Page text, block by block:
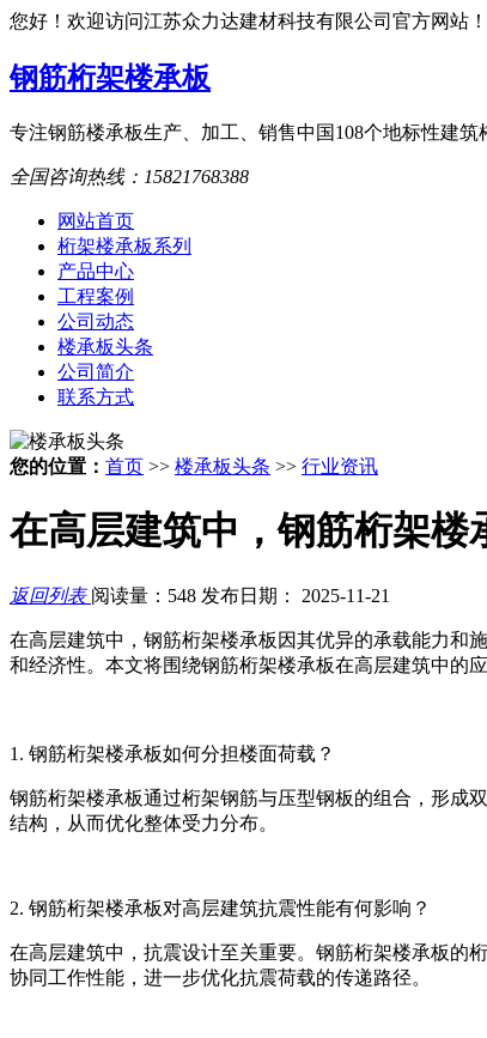
您好！欢迎访问江苏众力达建材科技有限公司官方网站！
钢筋桁架楼承板
专注钢筋楼承板生产、加工、销售中国108个地标性建
全国咨询热线： 15821768388
网站首页
桁架楼承板系列
产品中心
工程案例
公司动态
楼承板头条
公司简介
联系方式
您的位置： 首页 >> 楼承板头条 >> 行业资讯
在高层建筑中，钢筋桁架楼
返回列表 阅读量：548 发布日期： 2025-11-21
在高层建筑中，钢筋桁架楼承板因其优异的承载能力和
和经济性。本文将围绕钢筋桁架楼承板在高层建筑中的
1. 钢筋桁架楼承板如何分担楼面荷载？
钢筋桁架楼承板通过桁架钢筋与压型钢板的组合，形成
结构，从而优化整体受力分布。
2. 钢筋桁架楼承板对高层建筑抗震性能有何影响？
在高层建筑中，抗震设计至关重要。钢筋桁架楼承板的
协同工作性能，进一步优化抗震荷载的传递路径。